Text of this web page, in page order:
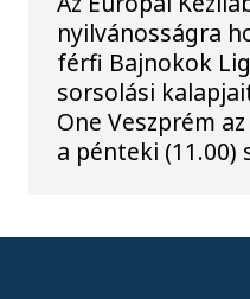
nyilvánosságra
férfi Bajnokok
sorsolási
One Veszprém
a pénteki (11.00)